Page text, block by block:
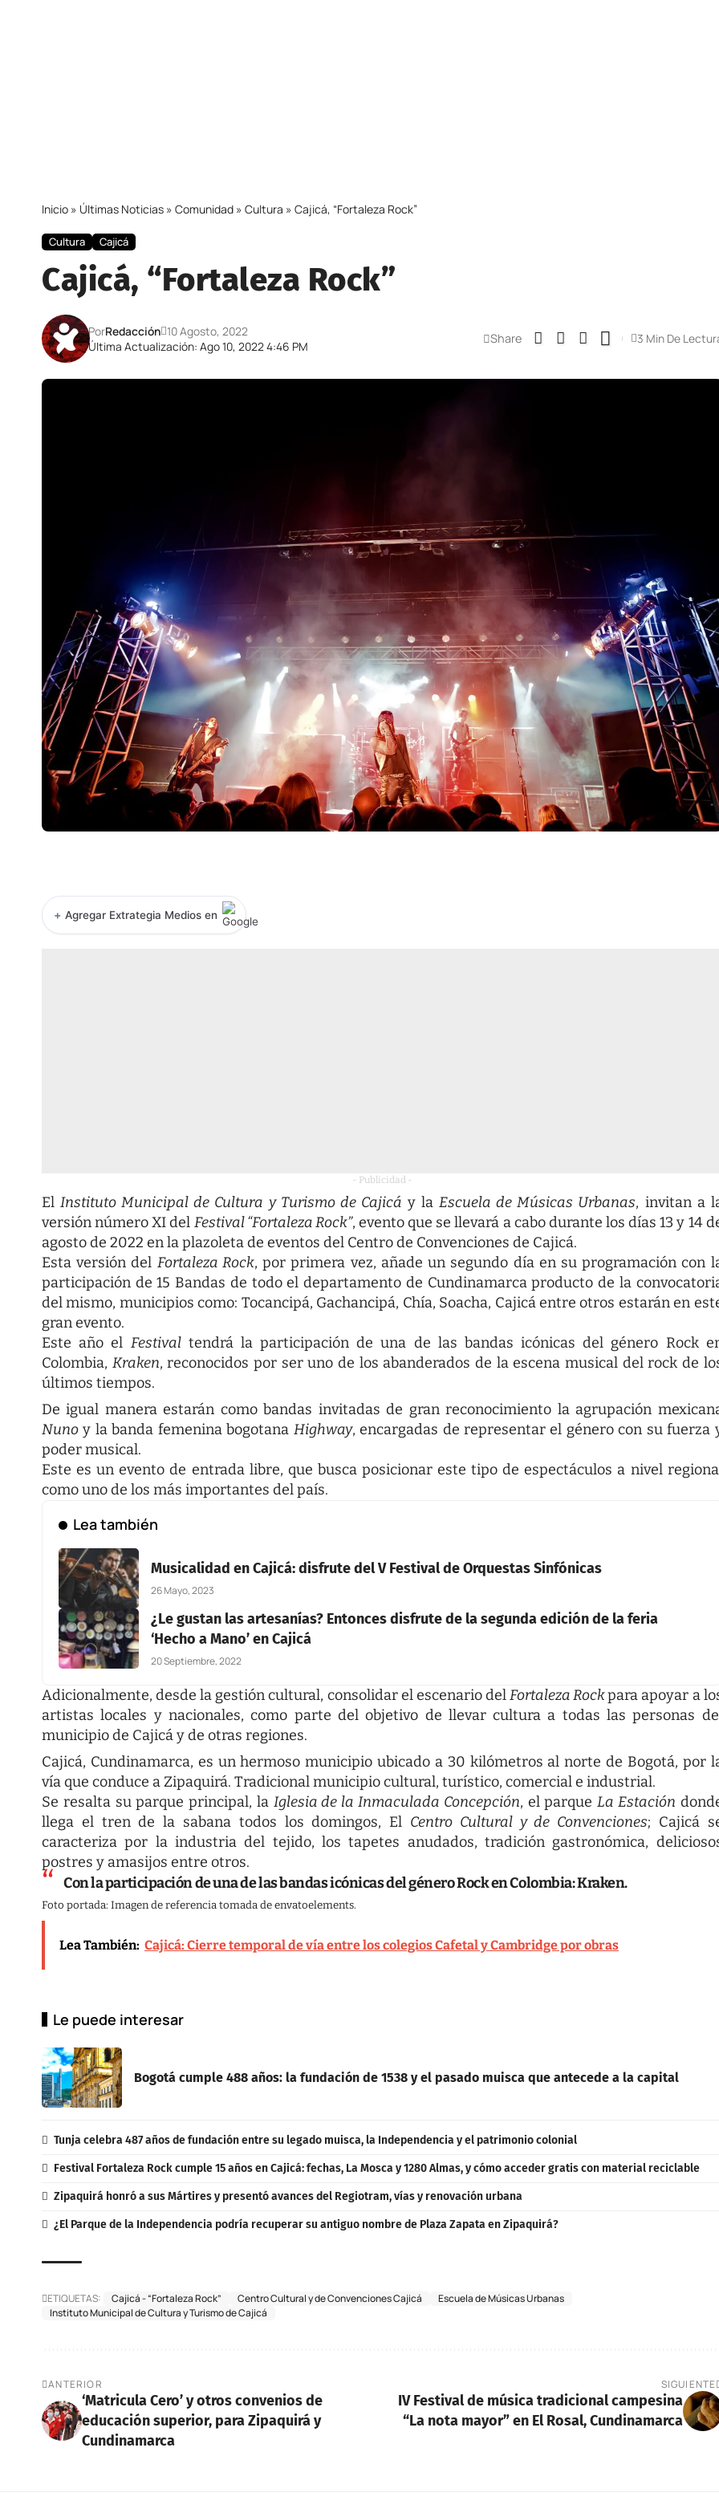
Inicio » Últimas Noticias » Comunidad » Cultura » Cajicá, “Fortaleza Rock”
Cultura Cajicá
Cajicá, “Fortaleza Rock”
Última Actualización: Ago 10, 2022 4:46 PM
PorRedacción 10 Agosto, 2022 Share 3 Min De
+ Agregar Extrategia Medios en
- Publicidad -
ElInstituto Municipal de Cultura y Turismo de Cajicá y laEscuela de Músicas Urbanas, invitan a
versión número XI del Festival “Fortaleza Rock”, evento que se llevará a cabo durante los días 13 y 14
agosto de 2022 en la plazoleta de eventos del Centro de Convenciones de Cajicá.
Esta versión del Fortaleza Rock, por primera vez, añade un segundo día en su programación con
participación de 15 Bandas de todo el departamento de Cundinamarca producto de la
del mismo, municipios como: Tocancipá, Gachancipá, Chía, Soacha, Cajicá entre otros estarán en
gran evento.
Este año el Festivaltendrá la participación de una de las bandas icónicas del género Rock
Colombia, Kraken, reconocidos por ser uno de los abanderados de la escena musical del rock de
últimos tiempos.
De igual manera estarán como bandas invitadas de gran reconocimiento la agrupación
Nuno y la banda femenina bogotana Highway, encargadas de representar el género con su fuerza
poder musical.
Este es un evento de entrada libre, que busca posicionar este tipo de espectáculos a nivel
como uno de los más importantes del país.
Lea también
Musicalidad en Cajicá: disfrute del V Festival de Orquestas Sinfónicas
26 Mayo, 2023
¿Le gustan las artesanías? Entonces disfrute de la segunda edición de la feria
‘Hecho a Mano’ en Cajicá
20 Septiembre, 2022
Adicionalmente, desde la gestión cultural, consolidar el escenario delFortaleza Rockpara apoyar a
artistas locales y nacionales, como parte del objetivo de llevar cultura a todas las personas
municipio de Cajicá y de otras regiones.
Cajicá, Cundinamarca, es un hermoso municipio ubicado a 30 kilómetros al norte de Bogotá, por
vía que conduce a Zipaquirá. Tradicional municipio cultural, turístico, comercial e industrial.
Se resalta su parque principal, la Iglesia de la Inmaculada Concepción, el parqueLa Estación
llega el tren de la sabana todos los domingos, El Centro Cultural y de Convenciones; Cajicá
caracteriza por la industria del tejido, los tapetes anudados, tradición gastronómica,
postres y amasijos entre otros.
Con la participación de una de las bandas icónicas del género Rock en Colombia: Kraken.
Foto portada: Imagen de referencia tomada de envatoelements.
Lea También: Cajicá: Cierre temporal de vía entre los colegios Cafetal y Cambridge por obras
Le puede interesar
Bogotá cumple 488 años: la fundación de 1538 y el pasado muisca que antecede a la capital
Tunja celebra 487 años de fundación entre su legado muisca, la Independencia y el patrimonio colonial
Festival Fortaleza Rock cumple 15 años en Cajicá: fechas, La Mosca y 1280 Almas, y cómo acceder gratis con material reciclable
Zipaquirá honró a sus Mártires y presentó avances del Regiotram, vías y renovación urbana
¿El Parque de la Independencia podría recuperar su antiguo nombre de Plaza Zapata en Zipaquirá?
ETIQUETAS: Cajicá - “Fortaleza Rock” Centro Cultural y de Convenciones Cajicá
Escuela de Músicas Urbanas
Instituto Municipal de Cultura y Turismo de Cajicá
ANTERIOR
‘Matricula Cero’ y otros convenios de
educación superior, para Zipaquirá y
Cundinamarca
SIGUIENTE
IV Festival de música tradicional campesina
“La nota mayor” en El Rosal, Cundinamarca